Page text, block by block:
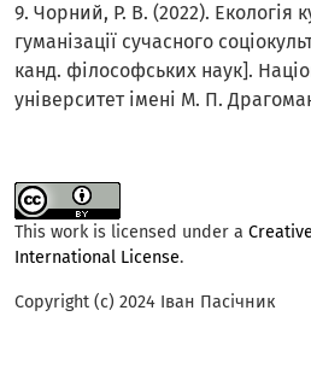
9. Чорний, Р. В. (2022). Екологія
гуманізації сучасного
канд. філософських наук].
університет імені М. П.
This work is licensed under a
International License.
Copyright (c) 2024 Іван Пасічник